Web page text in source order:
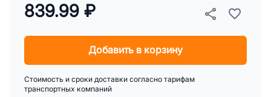
839.99 ₽
Добавить в корзину
Стоимость и сроки доставки согласно тарифам
транспортных компаний